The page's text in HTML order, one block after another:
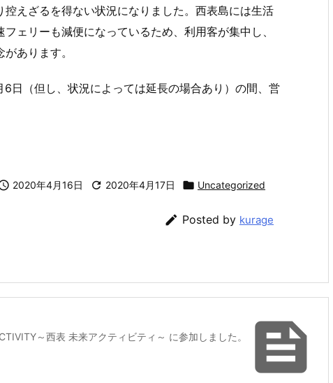
えざるを得ない状況になりました。西表島には生活
ェリーも減便になっているため、利用客が集中し、
あります。
日（但し、状況によっては延長の場合あり）の間、営
2020年4月16日  2020年4月17日  Uncategorized
 Posted by kurage

～西表 未来アクティビティ～ に参加しました。